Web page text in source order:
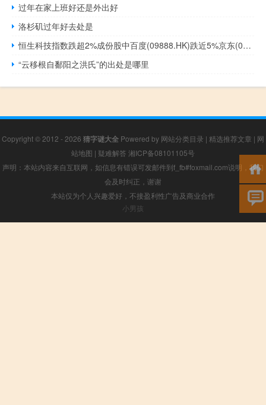
过年在家上班好还是外出好
洛杉矶过年好去处是
恒生科技指数跌超2%成份股中百度(09888.HK)跌近5%京东(09618.HK)、哔哩哔哩(09626.HK)跌超3%美团(03690.HK)跌超2%
“云移根自鄱阳之洪氏”的出处是哪里
Copyright © 2012 - 2026 猜字谜大全 Powered by 网站分类目录 | 精选推荐文章 | 网
站地图 | 疑难解答 湘ICP备08101105号
声明：本站内容来自互联网，如信息有错误可发邮件到f_fb#foxmail.com说明，我们
会及时纠正，谢谢
本站仅为个人兴趣爱好，不接盈利性广告及商业合作
小男孩